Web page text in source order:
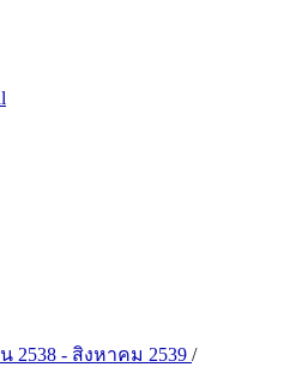
2538 - สิงหาคม 2539 /